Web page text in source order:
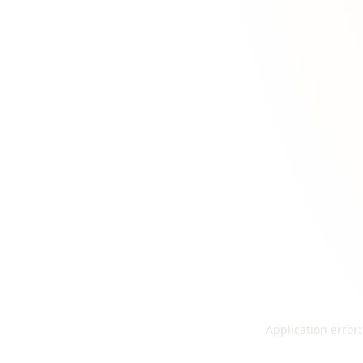
Application